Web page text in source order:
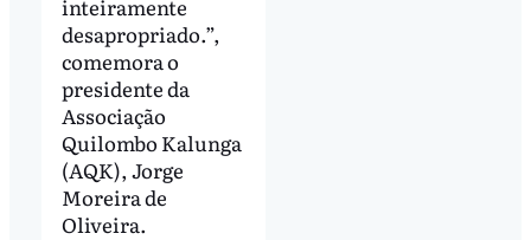
inteiramente
desapropriado.”,
comemora o
presidente da
Associação
Quilombo Kalunga
(AQK), Jorge
Moreira de
Oliveira.